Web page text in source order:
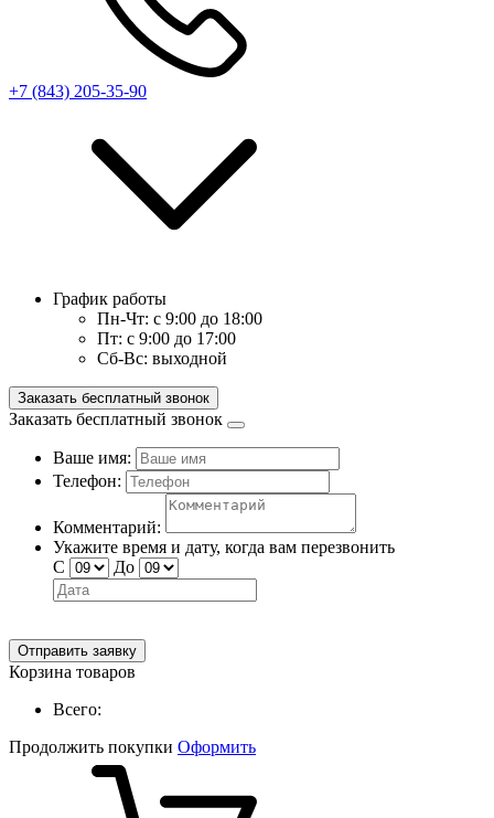
+7 (843) 205-35-90
График работы
Пн-Чт: с 9:00 до 18:00
Пт: с 9:00 до 17:00
Сб-Вс: выходной
Заказать бесплатный звонок
Заказать бесплатный звонок
Ваше имя:
Телефон:
Комментарий:
Укажите время и дату, когда вам перезвонить
С
До
Отправить заявку
Корзина товаров
Всего:
Продолжить покупки Оформить